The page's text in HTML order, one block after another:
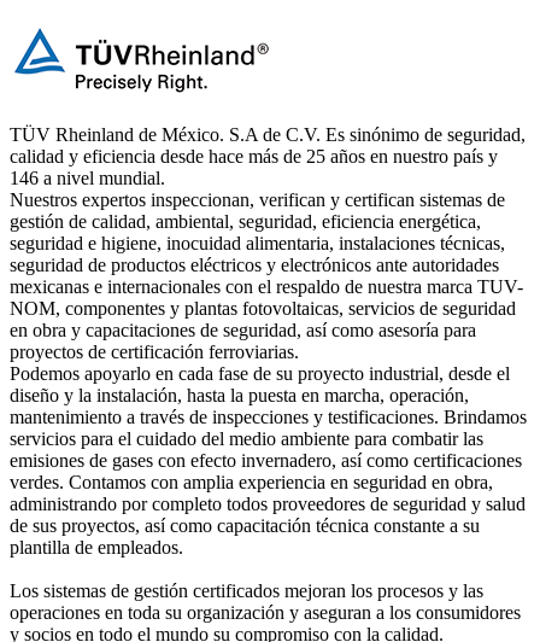
TÜV Rheinland de México. S.A de C.V. Es sinónimo de seguridad,
calidad y eficiencia desde hace más de 25 años en nuestro país y
146 a nivel mundial.
Nuestros expertos inspeccionan, verifican y certifican sistemas de
gestión de calidad, ambiental, seguridad, eficiencia energética,
seguridad e higiene, inocuidad alimentaria, instalaciones técnicas,
seguridad de productos eléctricos y electrónicos ante autoridades
mexicanas e internacionales con el respaldo de nuestra marca TUV-
NOM, componentes y plantas fotovoltaicas, servicios de seguridad
en obra y capacitaciones de seguridad, así como asesoría para
proyectos de certificación ferroviarias.
Podemos apoyarlo en cada fase de su proyecto industrial, desde el
diseño y la instalación, hasta la puesta en marcha, operación,
mantenimiento a través de inspecciones y testificaciones. Brindamos
servicios para el cuidado del medio ambiente para combatir las
emisiones de gases con efecto invernadero, así como certificaciones
verdes. Contamos con amplia experiencia en seguridad en obra,
administrando por completo todos proveedores de seguridad y salud
de sus proyectos, así como capacitación técnica constante a su
plantilla de empleados.
Los sistemas de gestión certificados mejoran los procesos y las
operaciones en toda su organización y aseguran a los consumidores
y socios en todo el mundo su compromiso con la calidad.